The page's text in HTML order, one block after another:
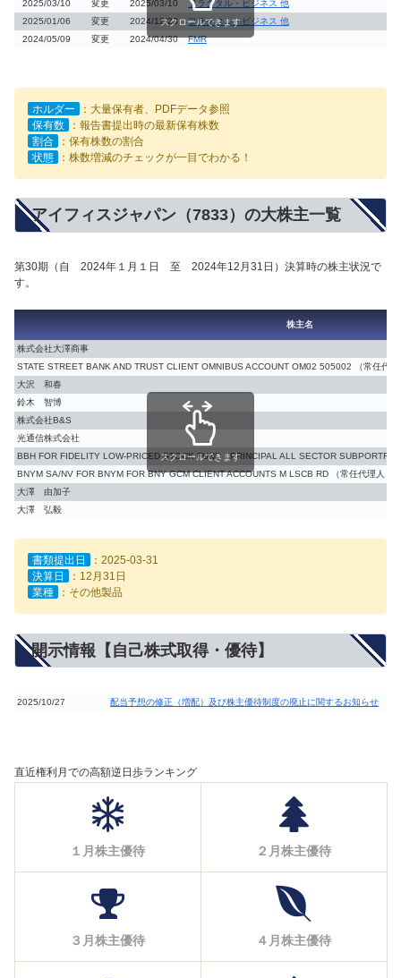
2025/03/10 変更 2025/03/10
フラクタル・ビジネス 他
2025/01/06
変更 2024/12/23
フラクタル・ビジネス 他
2024/05/09
変更 2024/04/30 FMR
スクロールできます
ホルダー
：大量保有者、PDFデータ参照
保有数
：報告書提出時の最新保有株数
割合
：保有株数の割合
状態
：株数増減のチェックが一目でわかる！
アイフィスジャパン（7833）の大株主一覧
第30期（自 2024年１月１日 至 2024年12月31日）決算時の株主状況で
す。
株主名
株式会社大澤商事
STATE STREET BANK AND TRUST CLIENT OMNIBUS ACCOUNT OM02 505002 （常任代
大沢 和春
鈴木 智博
株式会社B&S
光通信株式会社
BBH FOR FIDELITY LOW-PRICED STOCK FUND（PRINCIPAL ALL SECTOR
BNYM SA/NV FOR BNYM FOR BNY GCM CLIENT ACCOUNTS M LSCB RD （常任代理人
大澤 由加子
大澤 弘毅
スクロールできます
書類提出日
：2025-03-31
決算日
：12月31日
業種
：その他製品
開示情報【自己株式取得・優待】
2025/10/27 配当予想の修正（増配）及び株主優待制度の廃止に関するお知らせ
直近権利月での高額逆日歩ランキング
１月株主優待 ２月株主優待
３月株主優待 ４月株主優待